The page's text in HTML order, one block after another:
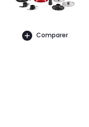
Comparer